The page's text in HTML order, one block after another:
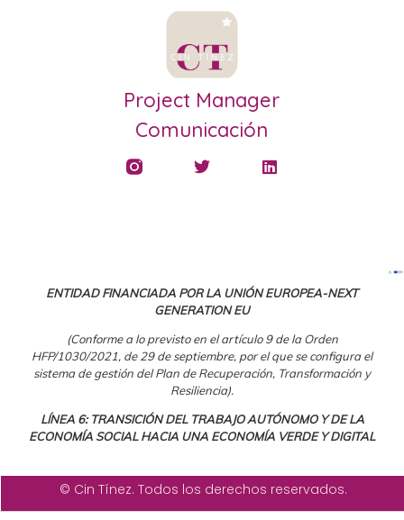
Project Manager
Comunicación
ENTIDAD FINANCIADA POR LA UNIÓN EUROPEA-NEXT
GENERATION EU
(Conforme a lo previsto en el artículo 9 de la Orden
HFP/1030/2021, de 29 de septiembre, por el que se configura el
sistema de gestión del Plan de Recuperación, Transformación y
Resiliencia).
LÍNEA 6: TRANSICIÓN DEL TRABAJO AUTÓNOMO Y DE LA
ECONOMÍA SOCIAL HACIA UNA ECONOMÍA VERDE Y DIGITAL
© Cin Tínez. Todos los derechos reservados.